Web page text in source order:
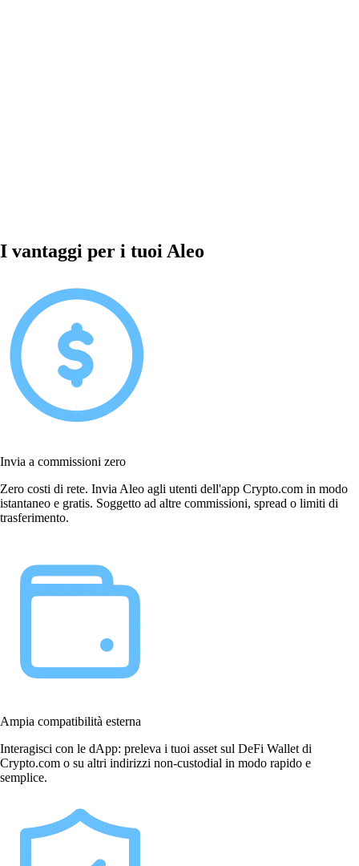
I vantaggi per i tuoi Aleo
Invia a commissioni zero
Zero costi di rete. Invia Aleo agli utenti dell'app Crypto.com in modo
istantaneo e gratis. Soggetto ad altre commissioni, spread o limiti di
trasferimento.
Ampia compatibilità esterna
Interagisci con le dApp: preleva i tuoi asset sul DeFi Wallet di
Crypto.com o su altri indirizzi non-custodial in modo rapido e
semplice.